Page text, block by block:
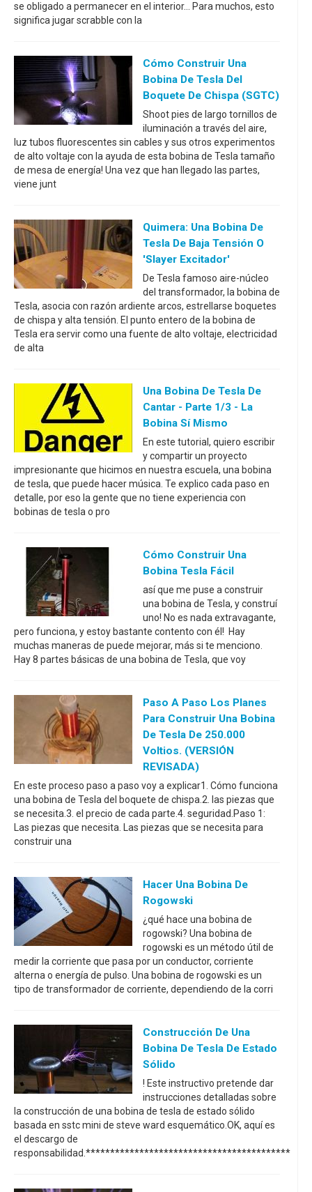
se obligado a permanecer en el interior... Para muchos, esto
significa jugar scrabble con la
Cómo Construir Una
Bobina De Tesla Del
Boquete De Chispa (SGTC)
Shoot pies de largo tornillos de
iluminación a través del aire,
luz tubos fluorescentes sin cables y sus otros experimentos
de alto voltaje con la ayuda de esta bobina de Tesla tamaño
de mesa de energía! Una vez que han llegado las partes,
viene junt
Quimera: Una Bobina De
Tesla De Baja Tensión O
'Slayer Excitador'
De Tesla famoso aire-núcleo
del transformador, la bobina de
Tesla, asocia con razón ardiente arcos, estrellarse boquetes
de chispa y alta tensión. El punto entero de la bobina de
Tesla era servir como una fuente de alto voltaje, electricidad
de alta
Una Bobina De Tesla De
Cantar - Parte 1/3 - La
Bobina Sí Mismo
En este tutorial, quiero escribir
y compartir un proyecto
impresionante que hicimos en nuestra escuela, una bobina
de tesla, que puede hacer música. Te explico cada paso en
detalle, por eso la gente que no tiene experiencia con
bobinas de tesla o pro
Cómo Construir Una
Bobina Tesla Fácil
así que me puse a construir
una bobina de Tesla, y construí
uno! No es nada extravagante,
pero funciona, y estoy bastante contento con él! Hay
muchas maneras de puede mejorar, más si te menciono.
Hay 8 partes básicas de una bobina de Tesla, que voy
Paso A Paso Los Planes
Para Construir Una Bobina
De Tesla De 250.000
Voltios. (VERSIÓN
REVISADA)
En este proceso paso a paso voy a explicar1. Cómo funciona
una bobina de Tesla del boquete de chispa.2. las piezas que
se necesita.3. el precio de cada parte.4. seguridad.Paso 1:
Las piezas que necesita. Las piezas que se necesita para
construir una
Hacer Una Bobina De
Rogowski
¿qué hace una bobina de
rogowski? Una bobina de
rogowski es un método útil de
medir la corriente que pasa por un conductor, corriente
alterna o energía de pulso. Una bobina de rogowski es un
tipo de transformador de corriente, dependiendo de la corri
Construcción De Una
Bobina De Tesla De Estado
Sólido
! Este instructivo pretende dar
instrucciones detalladas sobre
la construcción de una bobina de tesla de estado sólido
basada en sstc mini de steve ward esquemático.OK, aquí es
el descargo de
responsabilidad.******************************************